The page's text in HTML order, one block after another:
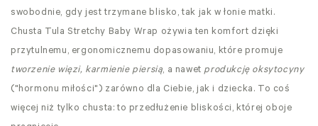
swobodnie, gdy jest trzymane blisko, tak jak w łonie matki.
Chusta Tula Stretchy Baby Wrap ożywia ten komfort dzięki
przytulnemu, ergonomicznemu dopasowaniu, które promuje
tworzenie więzi, karmienie piersią, a nawet produkcję oksytocyny
("hormonu miłości") zarówno dla Ciebie, jak i dziecka. To coś
więcej niż tylko chusta: to przedłużenie bliskości, której oboje